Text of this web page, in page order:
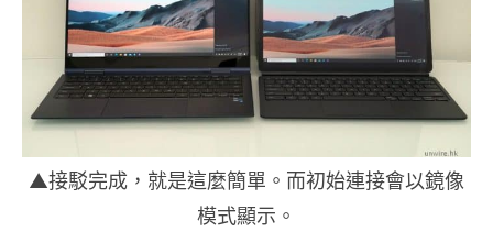
▲接駁完成，就是這麼簡單。而初始連接會以鏡像
模式顯示。